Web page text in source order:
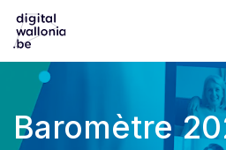
Baromètre